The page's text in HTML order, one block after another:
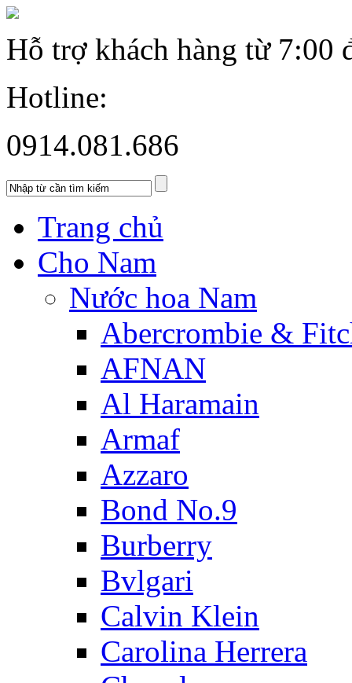
Hỗ trợ khách hàng từ 7:00
Hotline:
0914.081.686
Trang chủ
Cho Nam
Nước hoa Nam
Abercrombie &
AFNAN
Al Haramain
Armaf
Azzaro
Bond No.9
Burberry
Bvlgari
Calvin Klein
Carolina Herrera